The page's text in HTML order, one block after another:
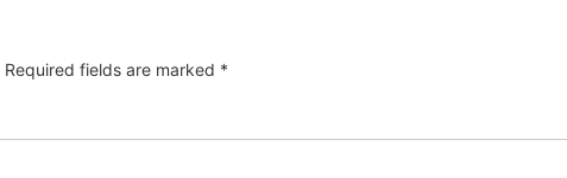
Required fields are marked *